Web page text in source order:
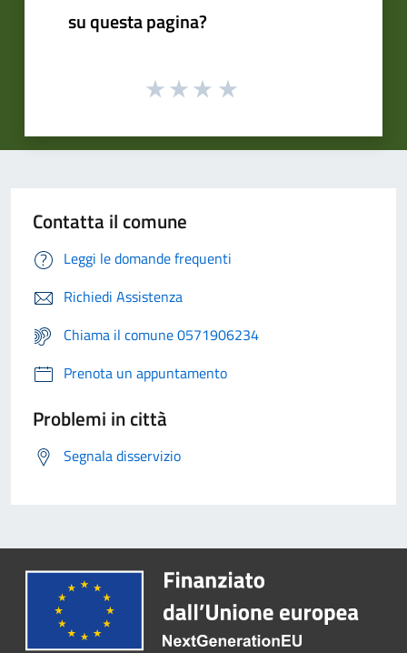
su questa pagina?
Contatta il comune
Leggi le domande frequenti
Richiedi Assistenza
Chiama il comune 0571906234
Prenota un appuntamento
Problemi in città
Segnala disservizio